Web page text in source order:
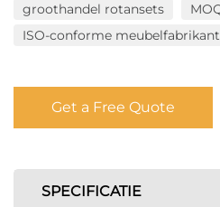
groothandel rotansets
ISO-conforme meubelfabrikant
Get a Free Quote
SPECIFICATIE